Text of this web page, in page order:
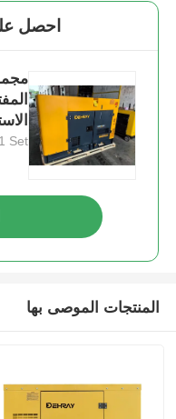
مجموعة مولدات
محركات الديزل
مضخة مياه الصرف
احصل
Set
المنتجات الموصى بها